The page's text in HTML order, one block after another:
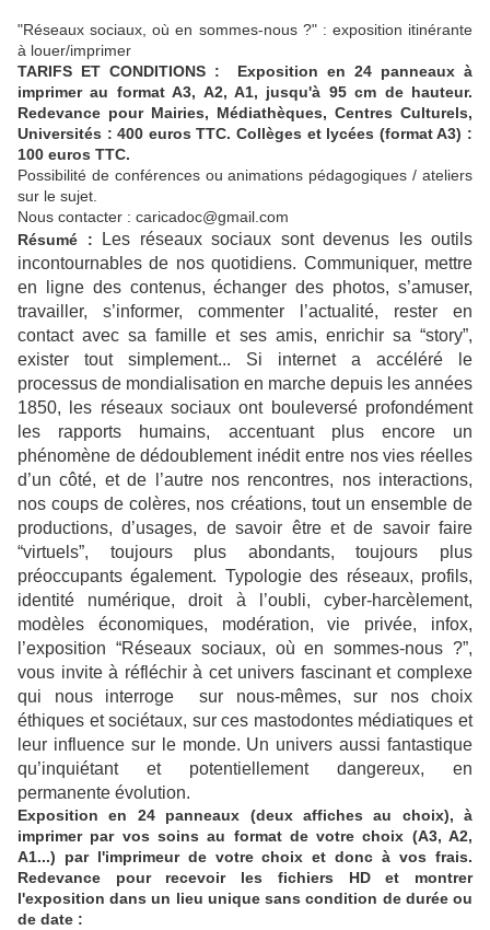
"Réseaux sociaux, où en sommes-nous ?" : exposition itinérante
à louer/imprimer
TARIFS ET CONDITIONS : Exposition en 24 panneaux à
imprimer au format A3, A2, A1, jusqu'à 95 cm de hauteur.
Redevance pour Mairies, Médiathèques, Centres Culturels,
Universités : 400 euros TTC. Collèges et lycées (format A3) :
100 euros TTC.
Possibilité de conférences ou animations pédagogiques / ateliers
sur le sujet.
Nous contacter : caricadoc@gmail.com
Résumé :
Les réseaux sociaux sont devenus les outils
incontournables de nos quotidiens. Communiquer, mettre
en ligne des contenus, échanger des photos, s’amuser,
travailler, s’informer, commenter l’actualité, rester en
contact avec sa famille et ses amis, enrichir sa “story”,
exister tout simplement... Si internet a accéléré le
processus de mondialisation en marche depuis les années
1850, les réseaux sociaux ont bouleversé profondément
les rapports humains, accentuant plus encore un
phénomène de dédoublement inédit entre nos vies réelles
d’un côté, et de l’autre nos rencontres, nos interactions,
nos coups de colères, nos créations, tout un ensemble de
productions, d’usages, de savoir être et de savoir faire
“virtuels”, toujours plus abondants, toujours plus
préoccupants également. Typologie des réseaux, profils,
identité numérique, droit à l’oubli, cyber-harcèlement,
modèles économiques, modération, vie privée, infox,
l’exposition “Réseaux sociaux, où en sommes-nous ?”,
vous invite à réfléchir à cet univers fascinant et complexe
qui nous interroge sur nous-mêmes, sur nos choix
éthiques et sociétaux, sur ces mastodontes médiatiques et
leur influence sur le monde. Un univers aussi fantastique
qu’inquiétant et potentiellement dangereux, en
permanente évolution.
Exposition en 24 panneaux (deux affiches au choix), à
imprimer par vos soins au format de votre choix (A3, A2,
A1...) par l'imprimeur de votre choix et donc à vos frais.
Redevance pour recevoir les fichiers HD et montrer
l'exposition dans un lieu unique sans condition de durée ou
de date :